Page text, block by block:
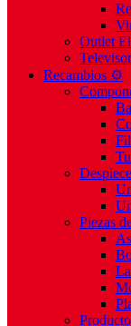
Outlet
Recambios ⚙️
Piezas